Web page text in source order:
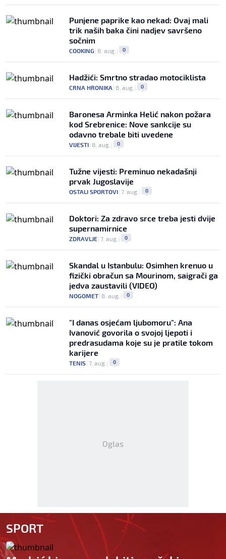
Punjene paprike kao nekad: Ovaj mali
trik naših baka čini nadjev savršeno
sočnim
COOKING | 8. aug. | 0
Hadžići: Smrtno stradao motociklista
CRNA HRONIKA| 8. aug. | 0
Baronesa Arminka Helić nakon požara
kod Srebrenice: Nove sankcije su
odavno trebale biti uvedene
VIJESTI| 8. aug. | 0
Tužne vijesti: Preminuo nekadašnji
prvak Jugoslavije
OSTALI SPORTOVI| 7. aug. | 0
Doktori: Za zdravo srce treba jesti dvije
supernamirnice
ZDRAVLJE| 7. aug. | 0
Skandal u Istanbulu: Osimhen krenuo u
fizički obračun sa Mourinom, saigrači ga
jedva zaustavili (VIDEO)
NOGOMET| 8. aug. | 0
"I danas osjećam ljubomoru": Ana
Ivanović govorila o svojoj ljepoti i
predrasudama koje su je pratile tokom
karijere
TENIS| 7. aug. | 0
Oglas
SPORT